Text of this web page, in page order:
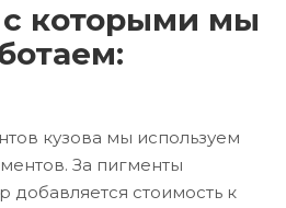
которыми мы
кузова мы используем
За пигменты
добавляется стоимость к